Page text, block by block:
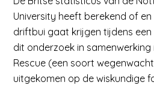
University heeft berekend of
driftbui gaat krijgen tijdens
dit onderzoek in samenwerking
Rescue (een soort
uitgekomen op de wiskundige